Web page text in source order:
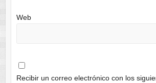
Web
Recibir un correo electrónico con los